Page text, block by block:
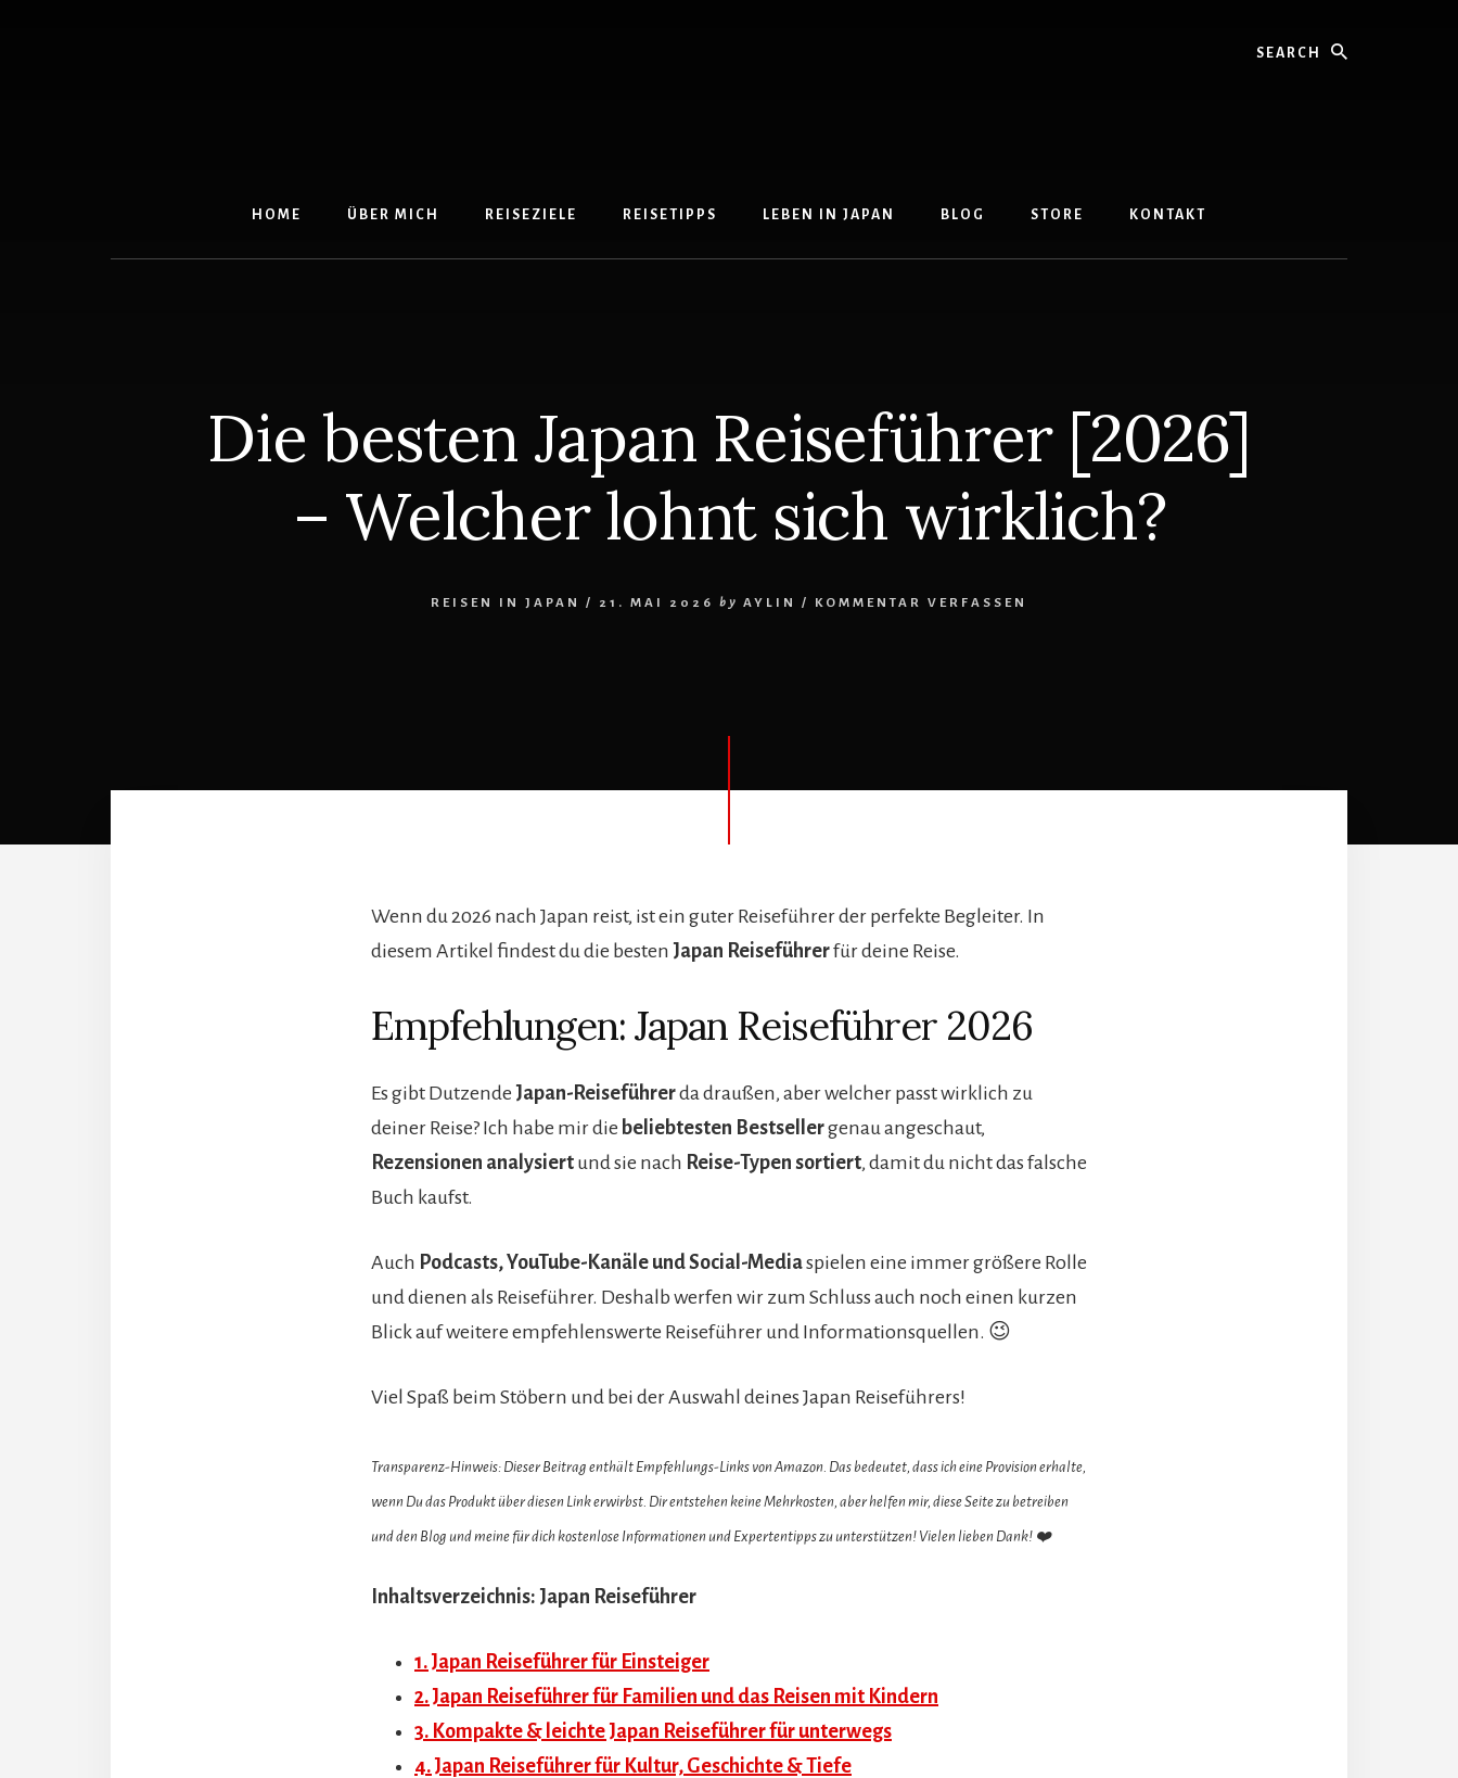
HOME ÜBER MICH REISEZIELE REISETIPPS LEBEN IN JAPAN BLOG STORE KONTAKT
Die besten Japan Reiseführer [2026]
– Welcher lohnt sich wirklich?
REISEN IN JAPAN / 21. MAI 2026 by AYLIN / KOMMENTAR VERFASSEN
Wenn du 2026 nach Japan reist, ist ein guter Reiseführer der perfekte Begleiter. In
diesem Artikel findest du die besten Japan Reiseführerfür deine Reise.
Empfehlungen: Japan Reiseführer 2026
Es gibt Dutzende Japan-Reiseführerda draußen, aber welcher passt wirklich zu
deiner Reise? Ich habe mir die beliebtesten Bestsellergenau angeschaut,
Rezensionen analysiert und sie nach Reise-Typen sortiert, damit du nicht das falsche
Buch kaufst.
Auch Podcasts, YouTube-Kanäle und Social-Mediaspielen eine immer größere Rolle
und dienen als Reiseführer. Deshalb werfen wir zum Schluss auch noch einen kurzen
Blick auf weitere empfehlenswerte Reiseführer und Informationsquellen. 😉
Viel Spaß beim Stöbern und bei der Auswahl deines Japan Reiseführers!
Transparenz-Hinweis: Dieser Beitrag enthält Empfehlungs-Links von Amazon. Das bedeutet, dass ich eine Provision erhalte,
wenn Du das Produkt über diesen Link erwirbst. Dir entstehen keine Mehrkosten, aber helfen mir, diese Seite zu betreiben
und den Blog und meine für dich kostenlose Informationen und Expertentipps zu unterstützen! Vielen lieben Dank! ❤️
Inhaltsverzeichnis: Japan Reiseführer
1. Japan Reiseführer für Einsteiger
2. Japan Reiseführer für Familien und das Reisen mit Kindern
3. Kompakte & leichte Japan Reiseführer für unterwegs
4. Japan Reiseführer für Kultur, Geschichte & Tiefe